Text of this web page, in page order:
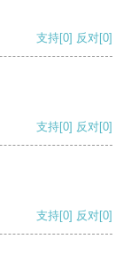
支持[0] 反对[0]
支持[0] 反对[0]
支持[0] 反对[0]